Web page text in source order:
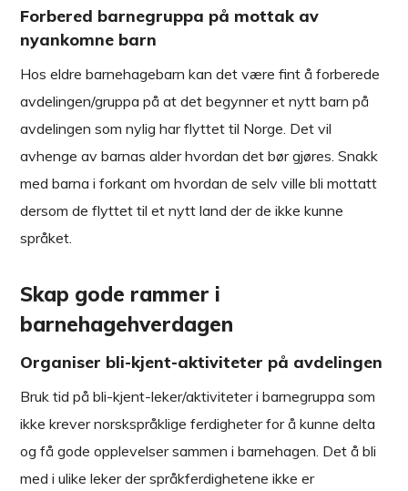
Forbered barnegruppa på mottak av
nyankomne barn
Hos eldre barnehagebarn kan det være fint å forberede
avdelingen/gruppa på at det begynner et nytt barn på
avdelingen som nylig har flyttet til Norge. Det vil
avhenge av barnas alder hvordan det bør gjøres. Snakk
med barna i forkant om hvordan de selv ville bli mottatt
dersom de flyttet til et nytt land der de ikke kunne
språket.
Skap gode rammer i
barnehagehverdagen
Organiser bli-kjent-aktiviteter på avdelingen
Bruk tid på bli-kjent-leker/aktiviteter i barnegruppa som
ikke krever norskspråklige ferdigheter for å kunne delta
og få gode opplevelser sammen i barnehagen. Det å bli
med i ulike leker der språkferdighetene ikke er